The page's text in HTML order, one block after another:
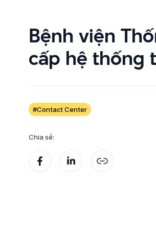
Bệnh viện
cấp hệ thống
#Contact Center
Chia sẻ: